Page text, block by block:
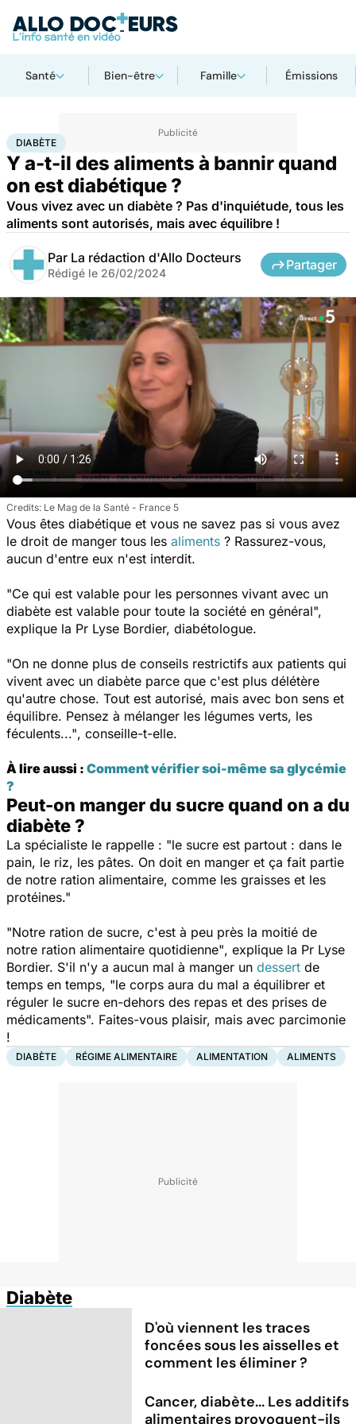
Santé Bien-être Famille Émissions
AccueilBien-être Diabète
DIABÈTE
Y a-t-il des aliments à bannir quand
on est diabétique ?
Vous vivez avec un diabète ? Pas d'inquiétude, tous les
aliments sont autorisés, mais avec équilibre !
Par La rédaction d'Allo Docteurs
Rédigé le 26/02/2024
Partager
Le Mag de la Santé - France 5
Vous êtes diabétique et vous ne savez pas si vous avez
le droit de manger tous les aliments ? Rassurez-vous,
aucun d'entre eux n'est interdit.
"Ce qui est valable pour les personnes vivant avec un
diabète est valable pour toute la société en général",
explique la Pr Lyse Bordier, diabétologue.
"On ne donne plus de conseils restrictifs aux patients qui
vivent avec un diabète parce que c'est plus délétère
qu'autre chose. Tout est autorisé, mais avec bon sens et
équilibre. Pensez à mélanger les légumes verts, les
féculents...", conseille-t-elle.
À lire aussi : Comment vérifier soi-même sa glycémie
?
Peut-on manger du sucre quand on a du
diabète ?
La spécialiste le rappelle : "le sucre est partout : dans le
pain, le riz, les pâtes. On doit en manger et ça fait partie
de notre ration alimentaire, comme les graisses et les
protéines."
"Notre ration de sucre, c'est à peu près la moitié de
notre ration alimentaire quotidienne", explique la Pr Lyse
Bordier. S'il n'y a aucun mal à manger un dessert de
temps en temps, "le corps aura du mal a équilibrer et
réguler le sucre en-dehors des repas et des prises de
médicaments". Faites-vous plaisir, mais avec parcimonie
!
DIABÈTE RÉGIME ALIMENTAIRE ALIMENTATION ALIMENTS
Diabète
D'où viennent les traces
foncées sous les aisselles et
comment les éliminer ?
Cancer, diabète... Les additifs
alimentaires provoquent-ils